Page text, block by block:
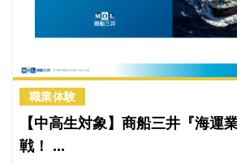
職業体験
【中高生対象】商船三井『海運
戦！ ...